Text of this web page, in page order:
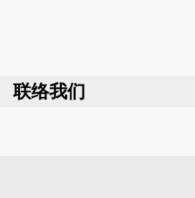
联络我们